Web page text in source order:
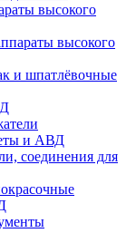
высокого
высокого
и шпатлёвочные
и АВД
соединения для